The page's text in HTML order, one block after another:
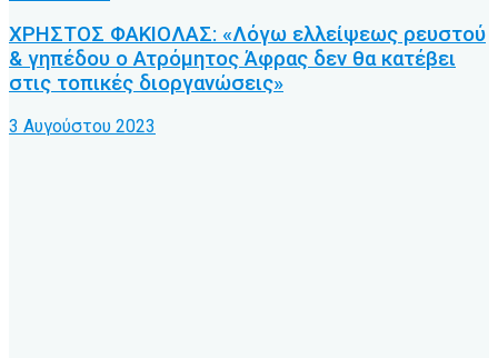
ΧΡΗΣΤΟΣ ΦΑΚΙΟΛΑΣ: «Λόγω ελλείψεως ρευστού
& γηπέδου ο Ατρόμητος Άφρας δεν θα κατέβει
στις τοπικές διοργανώσεις»
3 Αυγούστου 2023